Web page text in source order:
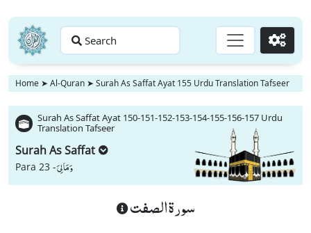
Search Go
Home ➤ Al-Quran ➤ Surah As Saffat Ayat 155 Urdu Translation Tafseer
Surah As Saffat Ayat 150-151-152-153-154-155-156-157 Urdu
Translation Tafseer
Surah As Saffat
Para 23 -وَ مَا لِیَ
سورة الصفت